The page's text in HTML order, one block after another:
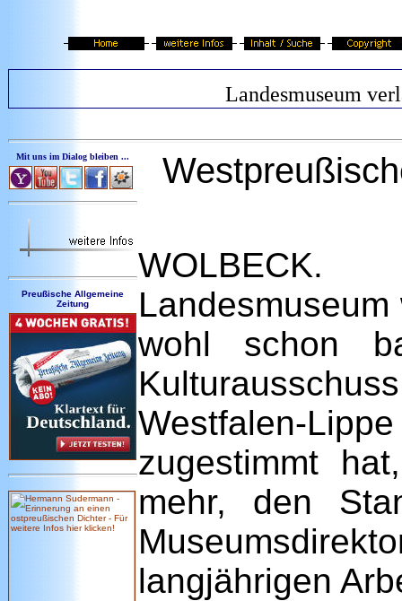
Landesmuseum
Mit uns im Dialog bleiben ...
Preußische Allgemeine
Zeitung
wohl schon
Westfalen-
zugestimmt
mehr, den
langjährigen